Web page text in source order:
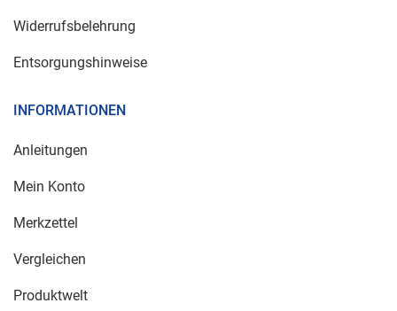
Widerrufsbelehrung
Entsorgungshinweise
INFORMATIONEN
Anleitungen
Mein Konto
Merkzettel
Vergleichen
Produktwelt